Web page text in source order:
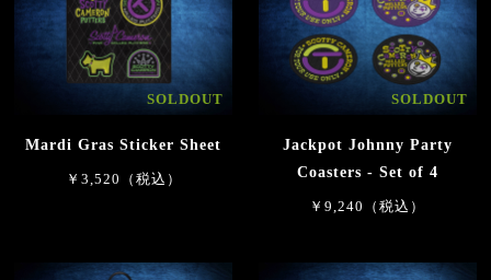
SOLDOUT
Mardi Gras Sticker Sheet
￥3,520（税込）
SOLDOUT
Jackpot Johnny Party
Coasters - Set of 4
￥9,240（税込）